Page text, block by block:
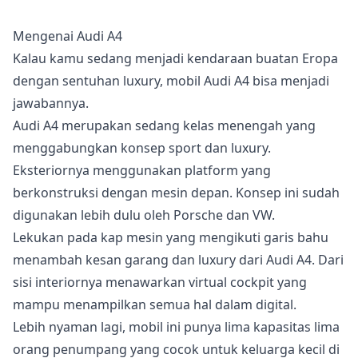
Mengenai Audi A4
Kalau kamu sedang menjadi kendaraan buatan Eropa
dengan sentuhan luxury, mobil Audi A4 bisa menjadi
jawabannya.
Audi A4 merupakan sedang kelas menengah yang
menggabungkan konsep sport dan luxury.
Eksteriornya menggunakan platform yang
berkonstruksi dengan mesin depan. Konsep ini sudah
digunakan lebih dulu oleh Porsche dan VW.
Lekukan pada kap mesin yang mengikuti garis bahu
menambah kesan garang dan luxury dari Audi A4. Dari
sisi interiornya menawarkan virtual cockpit yang
mampu menampilkan semua hal dalam digital.
Lebih nyaman lagi, mobil ini punya lima kapasitas lima
orang penumpang yang cocok untuk keluarga kecil di